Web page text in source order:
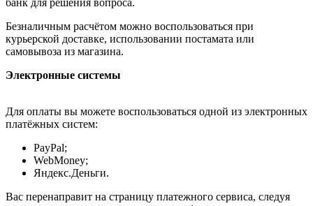
банк для решения вопроса.
Безналичным расчётом можно воспользоваться при
курьерской доставке, использовании постамата или
самовывоза из магазина.
Электронные системы
Для оплаты вы можете воспользоваться одной из электронных
платёжных систем:
PayPal;
WebMoney;
Яндекс.Деньги.
Вас перенаправит на страницу платежного сервиса, следуя